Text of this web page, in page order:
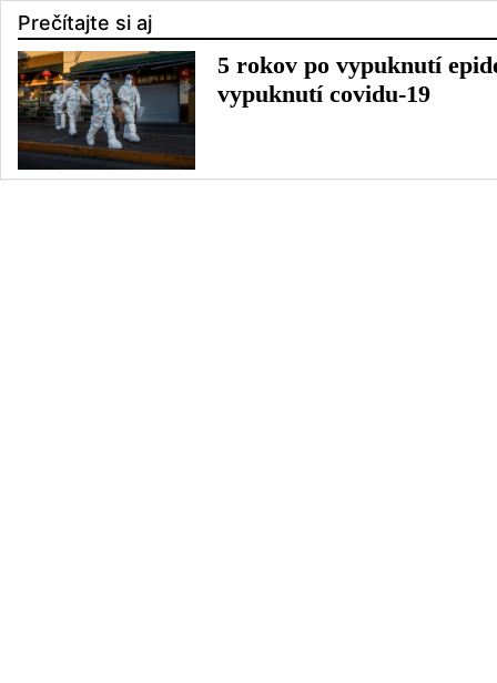
Prečítajte si aj
5 rokov po vypuknutí
vypuknutí covidu-19